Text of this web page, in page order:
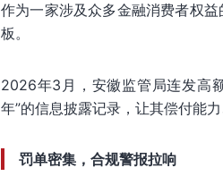
作为一家涉及众多金融消费者权
板。
2026年3月，安徽监管局连发高
年”的信息披露记录，让其偿付能
罚单密集，合规警报拉响